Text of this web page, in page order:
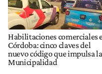
Habilitaciones comerciales
Córdoba: cinco claves del
nuevo código que impulsa la
Municipalidad